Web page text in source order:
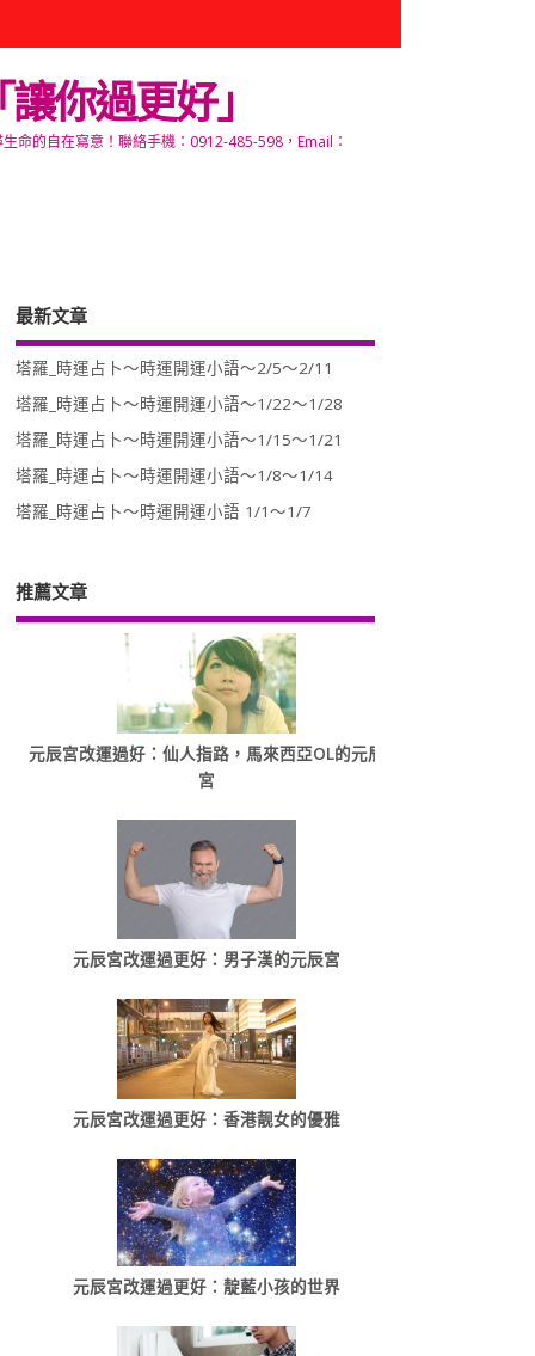
你過更好」
命的自在寫意！聯絡手機：0912-485-598，Email：
最新文章
塔羅_時運占卜～時運開運小語～2/5～2/11
塔羅_時運占卜～時運開運小語～1/22～1/28
塔羅_時運占卜～時運開運小語～1/15～1/21
塔羅_時運占卜～時運開運小語～1/8～1/14
塔羅_時運占卜～時運開運小語 1/1～1/7
推薦文章
元辰宮改運過好：仙人指路，馬來西亞OL的元辰
宮
元辰宮改運過更好：男子漢的元辰宮
元辰宮改運過更好：香港靓女的優雅
元辰宮改運過更好：靛藍小孩的世界